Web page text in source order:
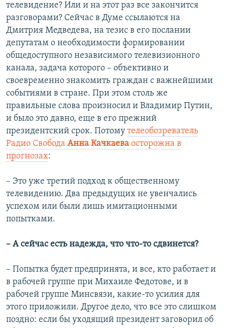
телевидение? Или и на этот раз все закончится
разговорами? Сейчас в Думе ссылаются на
Дмитрия Медведева, на тезис в его послании
депутатам о необходимости формировании
общедоступного независимого телевизионного
канала, задача которого – объективно и
своевременно знакомить граждан с важнейшими
событиями в стране. При этом столь же
правильные слова произносил и Владимир Путин,
и было это давно, еще в его прежний
президентский срок. Потому телеобозреватель
Радио Свобода Анна Качкаева осторожна в
прогнозах:
– Это уже третий подход к общественному
телевидению. Два предыдущих не увенчались
успехом или были лишь имитационными
попытками.
– А сейчас есть надежда, что что-то сдвинется?
– Попытка будет предпринята, и все, кто работает и
в рабочей группе при Михаиле Федотове, и в
рабочей группе Минсвязи, какие-то усилия для
этого приложили. Другое дело, что все это слишком
поздно: если бы уходящий президент заговорил об